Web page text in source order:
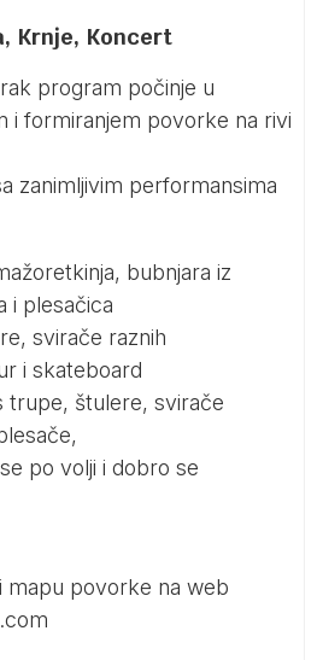
Krnje, Koncert
program počinje u
i formiranjem povorke na rivi
zanimljivim performansima
bubnjara iz
i plesačica
svirače raznih
i skateboard
trupe, štulere, svirače
po volji i dobro se
mapu povorke na web